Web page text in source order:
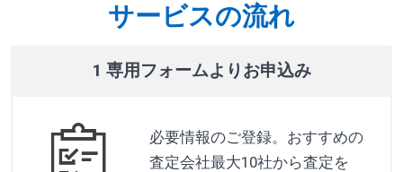
サービスの流れ
1 専用フォームよりお申込み
必要情報のご登録。おすすめの
査定会社最大10社から査定を